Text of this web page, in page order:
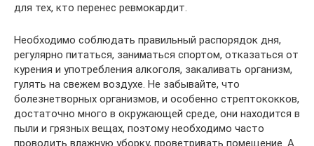
для тех, кто перенес ревмокардит.
Необходимо соблюдать правильный распорядок дня,
регулярно питаться, заниматься спортом, отказаться от
курения и употребления алкоголя, закаливать организм,
гулять на свежем воздухе. Не забывайте, что
болезнетворных организмов, и особенно стрептококков,
достаточно много в окружающей среде, они находится в
пыли и грязных вещах, поэтому необходимо часто
проводить влажную уборку, проветривать помещение. А